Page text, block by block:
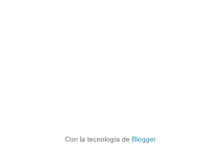
Con la tecnología de Blogger.